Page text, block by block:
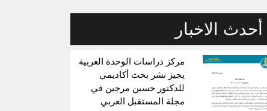
أحدث الاخبار
مركز دراسات الوحدة العربية
يجيز نشر بحث أكاديمي
للدكتور حسين مرجين في
مجلة المستقبل العربي